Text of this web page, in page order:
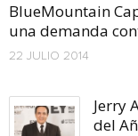
BlueMountain
una demanda
22 JULIO 2014
Jerry
del